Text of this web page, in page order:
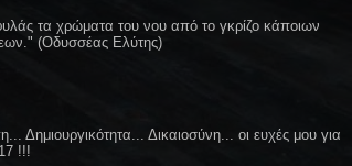
τα χρώματα του νου από το γκρίζο κάποιων
(Οδυσσέας Ελύτης)
Δημιουργικότητα... Δικαιοσύνη... οι ευχές μου για
!!!